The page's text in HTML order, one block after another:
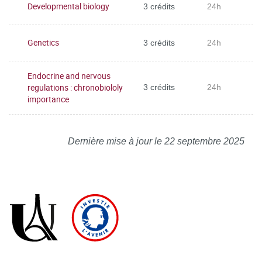
Developmental biology 3 crédits 24h
Genetics 3 crédits 24h
Endocrine and nervous
regulations : chronobiololy
importance
3 crédits 24h
Dernière mise à jour le 22 septembre 2025